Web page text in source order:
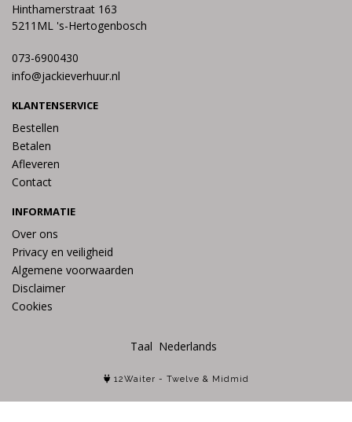
Hinthamerstraat 163
5211ML 's-Hertogenbosch
073-6900430
info@jackieverhuur.nl
KLANTENSERVICE
Bestellen
Betalen
Afleveren
Contact
INFORMATIE
Over ons
Privacy en veiligheid
Algemene voorwaarden
Disclaimer
Cookies
Taal
12Waiter - Twelve & Midmid